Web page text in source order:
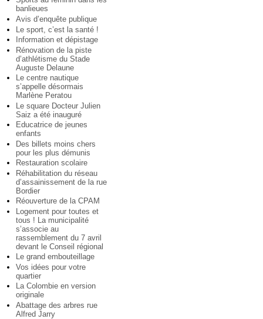
banlieues
Avis d’enquête publique
Le sport, c’est la santé !
Information et dépistage
Rénovation de la piste
d’athlétisme du Stade
Auguste Delaune
Le centre nautique
s’appelle désormais
Marlène Peratou
Le square Docteur Julien
Saiz a été inauguré
Educatrice de jeunes
enfants
Des billets moins chers
pour les plus démunis
Restauration scolaire
Réhabilitation du réseau
d’assainissement de la rue
Bordier
Réouverture de la CPAM
Logement pour toutes et
tous ! La municipalité
s’associe au
rassemblement du 7 avril
devant le Conseil régional
Le grand embouteillage
Vos idées pour votre
quartier
La Colombie en version
originale
Abattage des arbres rue
Alfred Jarry